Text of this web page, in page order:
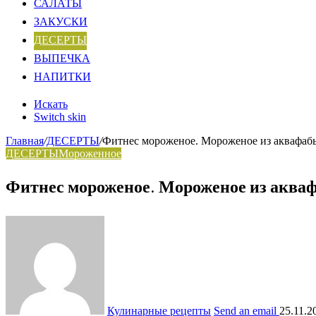
САЛАТЫ
ЗАКУСКИ
ДЕСЕРТЫ
ВЫПЕЧКА
НАПИТКИ
Искать
Switch skin
Главная/ДЕСЕРТЫ/Фитнес мороженое. Мороженое из
ДЕСЕРТЫМороженное
Фитнес мороженое. Мороженое из
Кулинарные рецепты Send an email